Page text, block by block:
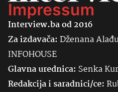
Impressum
Interview.ba od 2016
Za izdavača:Dženana
INFOHOUSE
Glavna urednica: Senka
Redakcija i saradnici/ce: